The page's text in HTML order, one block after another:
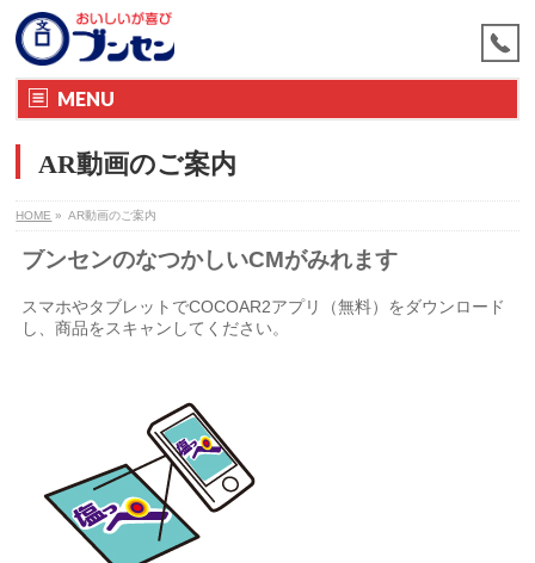
MENU
AR動画のご案内
HOME » AR動画のご案内
ブンセンのなつかしいCMがみれます
スマホやタブレットでCOCOAR2アプリ（無料）をダウンロード
し、商品をスキャンしてください。